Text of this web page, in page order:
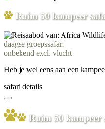
Ruim 50 kampeer
daagse groepssafari
onbekend excl. vlucht
Heb je wel eens aan een
safari details
Ruim 50 kampeer